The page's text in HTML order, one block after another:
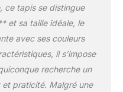
pour vous
est facile à
l'eau et une
sera comme
être
assez compacts
pour le
ce tapis se distingue
et sa taille idéale, le
avec ses couleurs
il s’impose
recherche un
praticité. Malgré une